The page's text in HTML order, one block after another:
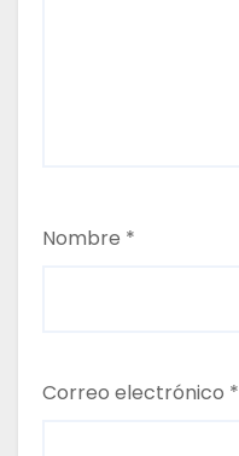
Nombre *
Correo electrónico *